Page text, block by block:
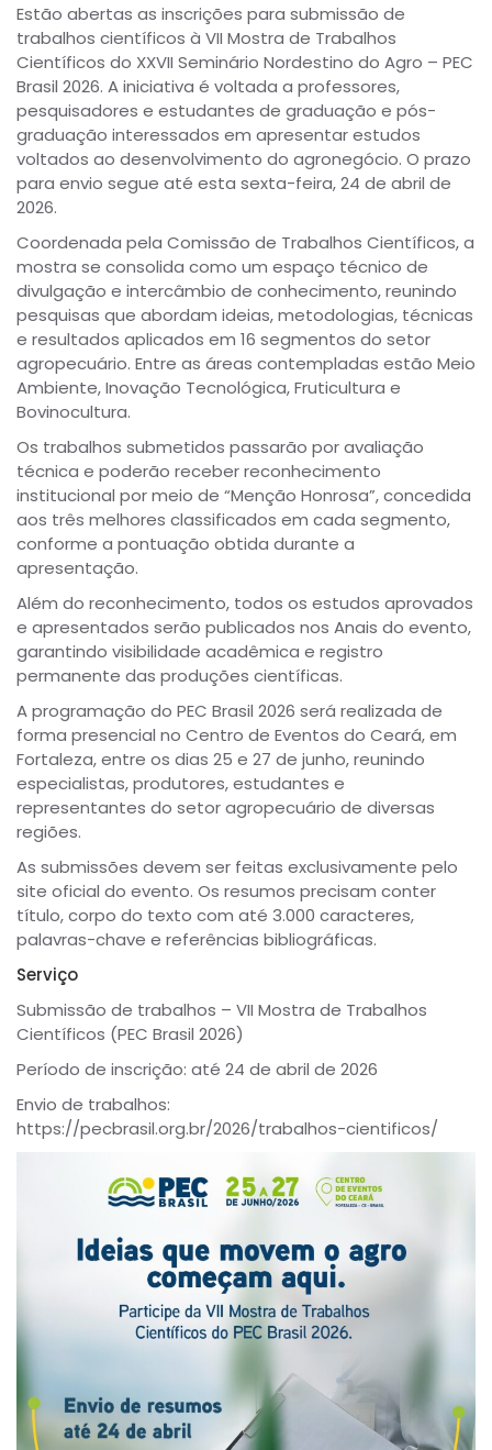
Estão abertas as inscrições para submissão de
trabalhos científicos à VII Mostra de Trabalhos
Científicos do XXVII Seminário Nordestino do Agro – PEC
Brasil 2026. A iniciativa é voltada a professores,
pesquisadores e estudantes de graduação e pós-
graduação interessados em apresentar estudos
voltados ao desenvolvimento do agronegócio. O prazo
para envio segue até esta sexta-feira, 24 de abril de
2026.
Coordenada pela Comissão de Trabalhos Científicos, a
mostra se consolida como um espaço técnico de
divulgação e intercâmbio de conhecimento, reunindo
pesquisas que abordam ideias, metodologias, técnicas
e resultados aplicados em 16 segmentos do setor
agropecuário. Entre as áreas contempladas estão Meio
Ambiente, Inovação Tecnológica, Fruticultura e
Bovinocultura.
Os trabalhos submetidos passarão por avaliação
técnica e poderão receber reconhecimento
institucional por meio de “Menção Honrosa”, concedida
aos três melhores classificados em cada segmento,
conforme a pontuação obtida durante a
apresentação.
Além do reconhecimento, todos os estudos aprovados
e apresentados serão publicados nos Anais do evento,
garantindo visibilidade acadêmica e registro
permanente das produções científicas.
A programação do PEC Brasil 2026 será realizada de
forma presencial no Centro de Eventos do Ceará, em
Fortaleza, entre os dias 25 e 27 de junho, reunindo
especialistas, produtores, estudantes e
representantes do setor agropecuário de diversas
regiões.
As submissões devem ser feitas exclusivamente pelo
site oficial do evento. Os resumos precisam conter
título, corpo do texto com até 3.000 caracteres,
palavras-chave e referências bibliográficas.
Serviço
Submissão de trabalhos – VII Mostra de Trabalhos
Científicos (PEC Brasil 2026)
Período de inscrição: até 24 de abril de 2026
Envio de trabalhos:
https://pecbrasil.org.br/2026/trabalhos-cientificos/